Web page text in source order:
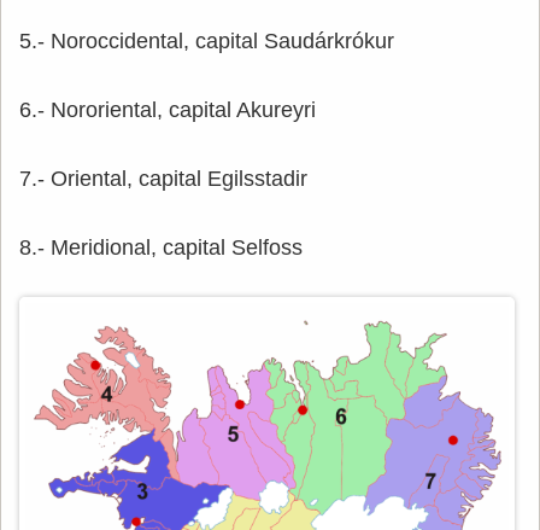
5.- Noroccidental, capital Saudárkrókur
6.- Nororiental, capital Akureyri
7.- Oriental, capital Egilsstadir
8.- Meridional, capital Selfoss